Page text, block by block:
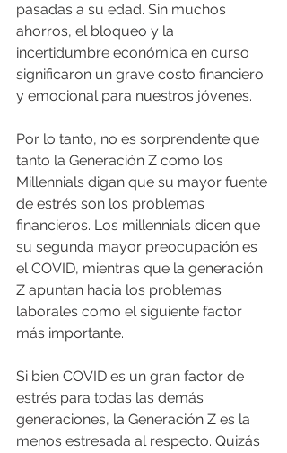
pasadas a su edad. Sin muchos
ahorros, el bloqueo y la
incertidumbre económica en curso
significaron un grave costo financiero
y emocional para nuestros jóvenes.
Por lo tanto, no es sorprendente que
tanto la Generación Z como los
Millennials digan que su mayor fuente
de estrés son los problemas
financieros. Los millennials dicen que
su segunda mayor preocupación es
el COVID, mientras que la generación
Z apuntan hacia los problemas
laborales como el siguiente factor
más importante.
Si bien COVID es un gran factor de
estrés para todas las demás
generaciones, la Generación Z es la
menos estresada al respecto. Quizás